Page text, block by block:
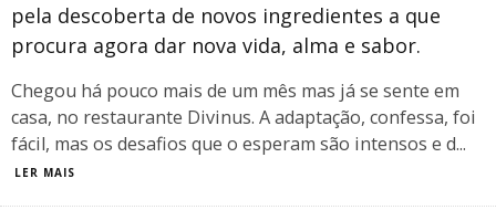
pela descoberta de novos ingredientes a que
procura agora dar nova vida, alma e sabor.
Chegou há pouco mais de um mês mas já se sente em
casa, no restaurante Divinus. A adaptação, confessa, foi
fácil, mas os desafios que o esperam são intensos e d...
LER MAIS